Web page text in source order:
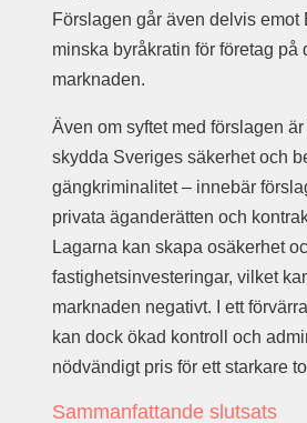
Förslagen går även delvis emot
minska byråkratin för företag på
marknaden.
Även om syftet med förslagen
skydda Sveriges säkerhet och
gängkriminalitet – innebär
privata äganderätten och
Lagarna kan skapa osäkerhet
fastighetsinvesteringar, vilket
marknaden negativt. I ett
kan dock ökad kontroll och
nödvändigt pris för ett starkare
Sammanfattande slutsats